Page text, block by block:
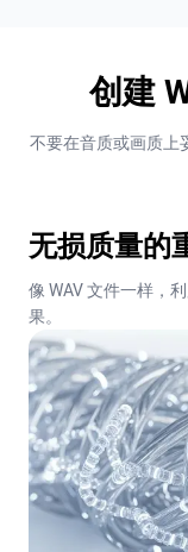
创建
不要在音质或画质上
无损质量的
像 WAV 文件一样，
果。